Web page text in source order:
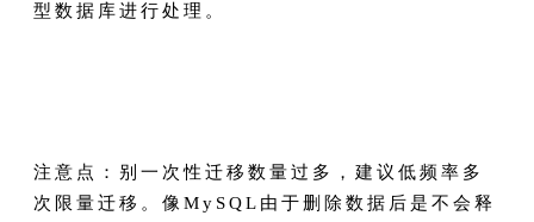
型数据库进行处理。
注意点：别一次性迁移数量过多，建议低频率多
次限量迁移。像MySQL由于删除数据后是不会释